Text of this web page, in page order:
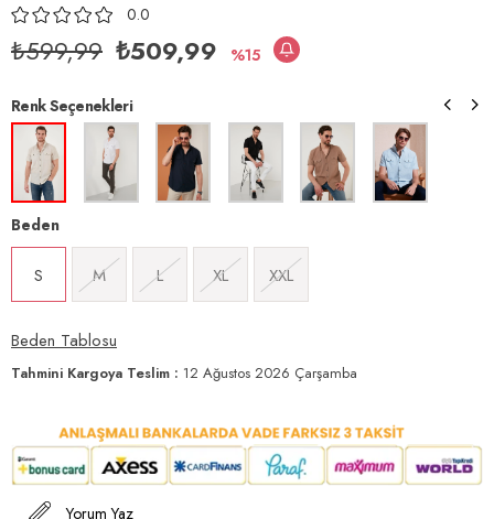
0.0
₺599,99 ₺509,99 15
Renk Seçenekleri
Beden
S M L XL XXL
Beden Tablosu
Tahmini Kargoya Teslim : 12 Ağustos 2026 Çarşamba
Yorum Yaz